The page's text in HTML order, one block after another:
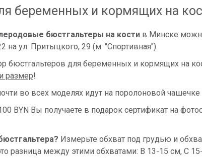
беременных и кормящих на
бюстгальтеры на кости в Минске
на ул. Притыцкого, 29 (м. "Спортивная").
бюстгальтеров для беременных и кормящих на
размер!
во всех моделях идут на поролоновой
BYN Вы получаете в подарок сертификат на
Измерьте обхват под грудью и
разница между этими обхватами: B 13-15 см, C